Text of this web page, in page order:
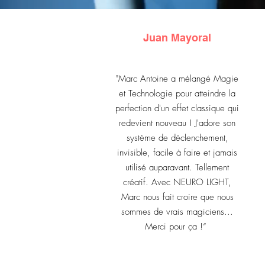
Juan Mayoral
"Marc Antoine a mélangé Magie
et Technologie pour atteindre la
perfection d'un effet classique qui
redevient nouveau ! J'adore son
système de déclenchement,
invisible, facile à faire et jamais
utilisé auparavant. Tellement
créatif. Avec NEURO LIGHT,
Marc nous fait croire que nous
sommes de vrais magiciens...
Merci pour ça !“